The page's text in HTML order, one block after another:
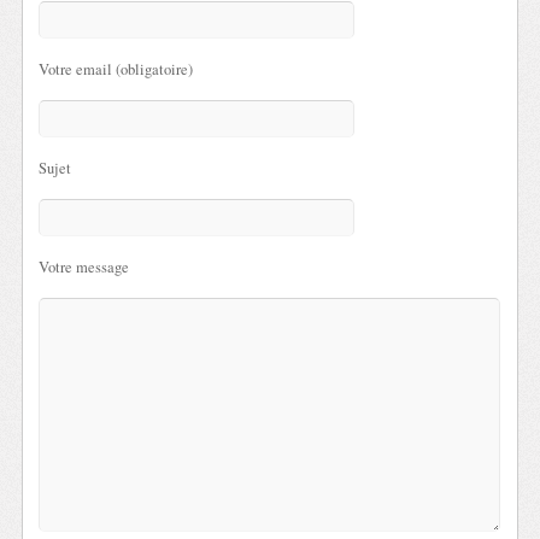
Votre email (obligatoire)
Sujet
Votre message